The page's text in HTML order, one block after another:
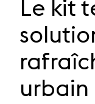
SKIP TO
Le kit
urbain